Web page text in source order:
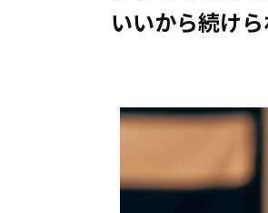
いいから続け